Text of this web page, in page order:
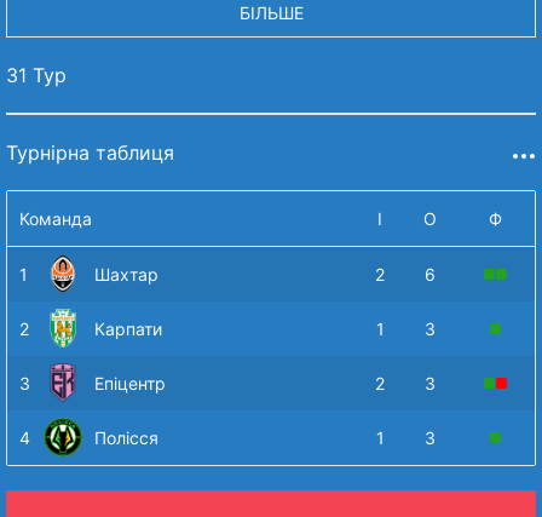
БІЛЬШЕ
31 Тур
Турнірна таблиця
Команда І О Ф
1 Шахтар 2 6
2 Карпати 1 3
3 Епіцентр 2 3
4 Полісся 1 3